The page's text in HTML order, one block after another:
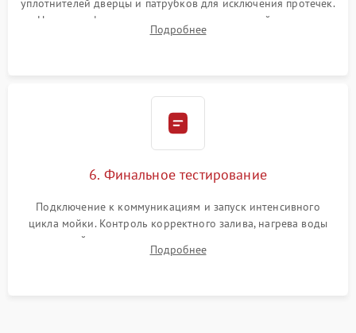
уплотнителей дверцы и патрубков для исключения протечек.
Надежная фиксация хомутов гидравлической системы,
сборка корпуса и установка датчика поплавка.
Подробнее
6. Финальное тестирование
Подключение к коммуникациям и запуск интенсивного
цикла мойки. Контроль корректного залива, нагрева воды
до нужной температуры, отсутствия посторонних шумов,
штатного слива и абсолютной сухости в поддоне.
Подробнее